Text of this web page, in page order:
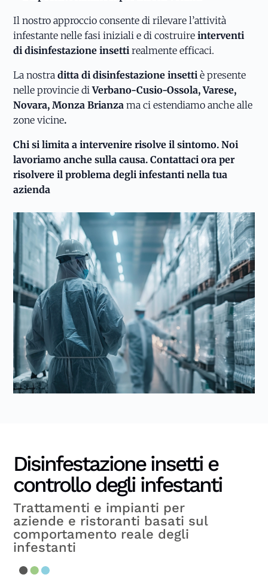
Il nostro approccio consente di rilevare l’attività
infestante nelle fasi iniziali e di costruireinterventi
di disinfestazione insetti realmente efficaci.
La nostraditta di disinfestazione insetti è presente
nelle provincie diVerbano-Cusio-Ossola, Varese,
Novara, Monza Brianzama ci estendiamo anche alle
zone vicine.
Chi si limita a intervenire risolve il sintomo. Noi
lavoriamo anche sulla causa. Contattaci ora per
risolvere il problema degli infestanti nella tua
azienda
Disinfestazione insetti e
controllo degli infestanti
Trattamenti e impianti per
aziende e ristoranti basati sul
comportamento reale degli
infestanti